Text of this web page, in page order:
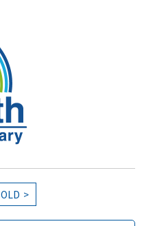
OLD